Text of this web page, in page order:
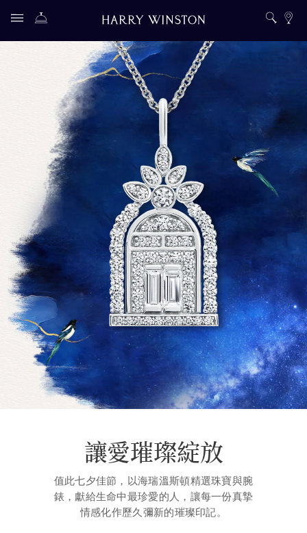
享譽全球的高級珠寶與腕錶
讓愛璀璨綻放
值此七夕佳節，以海瑞溫斯頓精選珠寶與腕
錶，獻給生命中最珍愛的人，讓每一份真摯
情感化作歷久彌新的璀璨印記。